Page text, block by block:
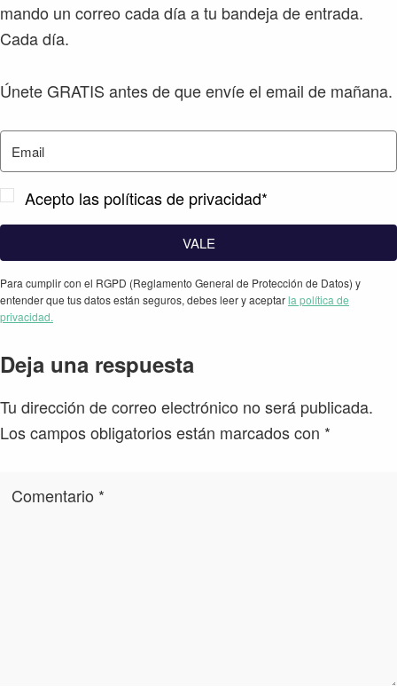
mando un correo cada día a tu bandeja de entrada.
Cada día.
Únete GRATIS antes de que envíe el email de mañana.
Acepto las políticas de privacidad*
VALE
Para cumplir con el RGPD (Reglamento General de Protección de Datos) y
entender que tus datos están seguros, debes leer y aceptarla política de
privacidad.
Interacciones
los
lectores
Deja una respuesta
Tu dirección de correo electrónico no será publicada.
Los campos obligatorios están marcados con *